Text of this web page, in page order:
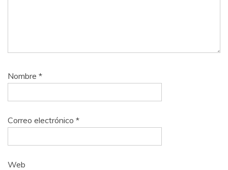
Nombre *
Correo electrónico *
Web